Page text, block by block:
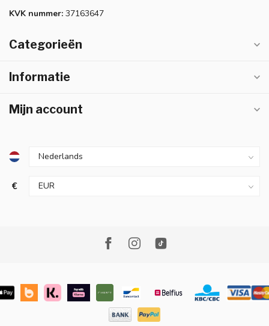
KVK nummer: 37163647
Categorieën
Informatie
Mijn account
€